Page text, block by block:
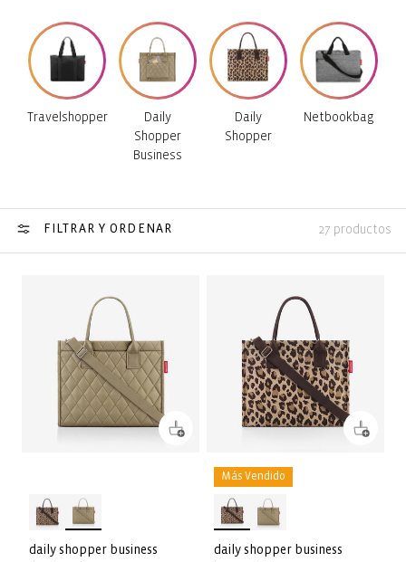
Travelshopper
Daily
Shopper
Business
Daily
Shopper
Netbookbag
FILTRAR Y ORDENAR 27 productos
daily shopper business
Más Vendido
daily shopper business